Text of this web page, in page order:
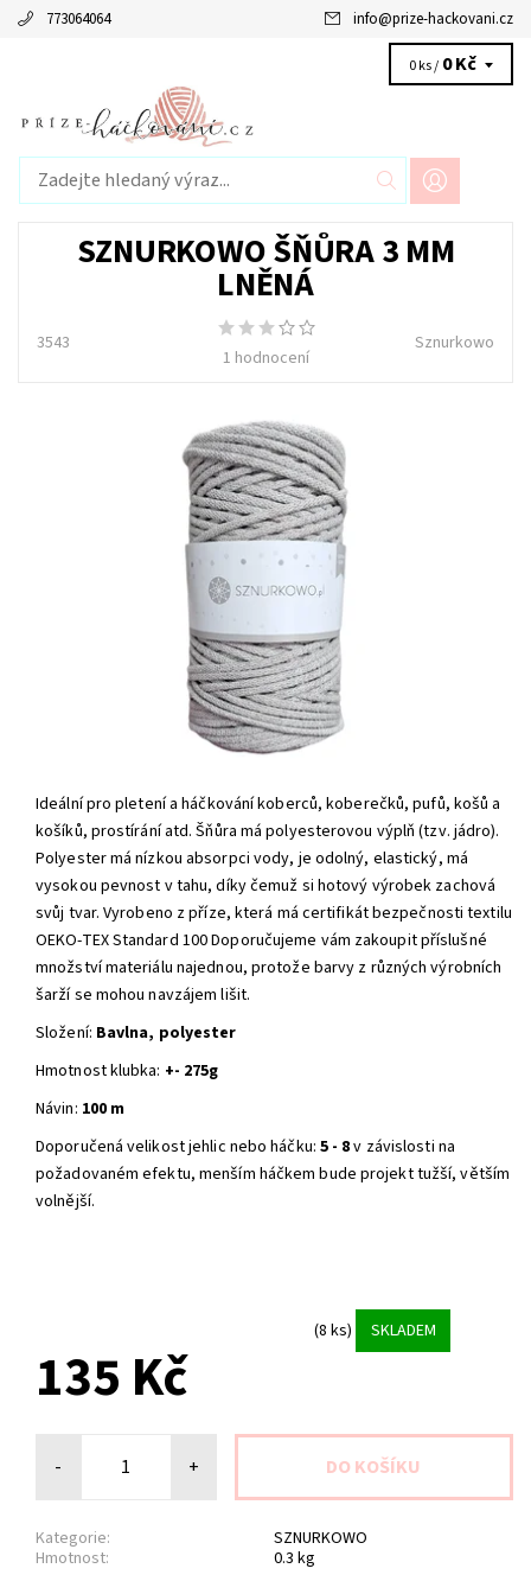
773064064 info@prize-hackovani.cz
0 ks / 0 Kč
SZNURKOWO ŠŇŮRA 3 MM
LNĚNÁ
3543
1 hodnocení
Sznurkowo
Ideální pro pletení a háčkování koberců, koberečků, pufů, košů a
košíků, prostírání atd.Šňůra má polyesterovou výplň (tzv. jádro).
Polyester má nízkou absorpci vody, je odolný, elastický, má
vysokou pevnost v tahu, díky čemuž si hotový výrobek zachová
svůj tvar. Vyrobeno z příze, která má certifikát bezpečnosti textilu
OEKO-TEX Standard 100 Doporučujeme vám zakoupit příslušné
množství materiálu najednou, protože barvy z různých výrobních
šarží se mohou navzájem lišit.
Složení: Bavlna, polyester
Hmotnost klubka: +- 275g
Návin: 100 m
Doporučená velikost jehlic nebo háčku: 5 - 8v závislosti na
požadovaném efektu, menším háčkem bude projekt tužší, větším
volnější.
(8 ks) SKLADEM
135 Kč
- +
Kategorie:
SZNURKOWO
Hmotnost:
0.3 kg